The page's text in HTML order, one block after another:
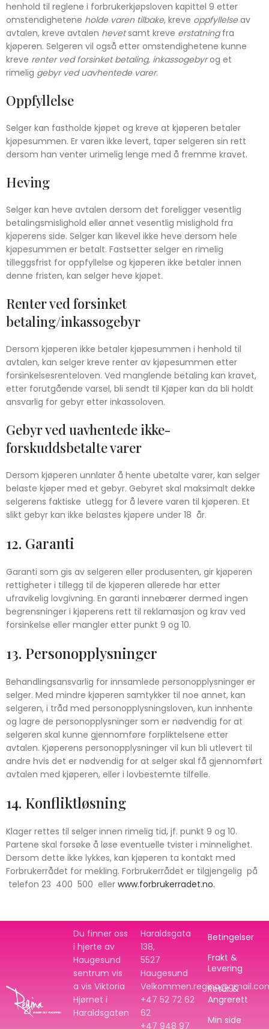
henhold til reglene i forbrukerkjøpsloven kapittel 9 etter
omstendighetene holde varen tilbake, kreve oppfyllelseav
avtalen, kreve avtalen hevetsamt kreve erstatning fra
kjøperen. Selgeren vil også etter omstendighetene kunne
kreve renter ved forsinket betaling, inkassogebyrog et
rimelig gebyr ved uavhentede varer.
Oppfyllelse
Selger kan fastholde kjøpet og kreve at kjøperen betaler
kjøpesummen. Er varen ikke levert, taper selgeren sin rett
dersom han venter urimelig lenge med å fremme kravet.
Heving
Selger kan heve avtalen dersom det foreligger vesentlig
betalingsmislighold eller annet vesentlig mislighold fra
kjøperens side. Selger kan likevel ikke heve dersom hele
kjøpesummen er betalt. Fastsetter selger en rimelig
tilleggsfrist for oppfyllelse og kjøperen ikke betaler innen
denne fristen, kan selger heve kjøpet.
Renter ved forsinket
betaling/inkassogebyr
Dersom kjøperen ikke betaler kjøpesummen i henhold til
avtalen, kan selger kreve renter av kjøpesummen etter
forsinkelsesrenteloven. Ved manglende betaling kan kravet,
etter forutgående varsel, bli sendt til Kjøper kan da bli holdt
ansvarlig for gebyr etter inkassoloven.
Gebyr ved uavhentede ikke-
forskuddsbetalte varer
Dersom kjøperen unnlater å hente ubetalte varer, kan selger
belaste kjøper med et gebyr. Gebyret skal maksimalt dekke
selgerens faktiske utlegg for å levere varen til kjøperen. Et
slikt gebyr kan ikke belastes kjøpere under 18 år.
12. Garanti
Garanti som gis av selgeren eller produsenten, gir kjøperen
rettigheter i tillegg til de kjøperen allerede har etter
ufravikelig lovgivning. En garanti innebærer dermed ingen
begrensninger i kjøperens rett til reklamasjon og krav ved
forsinkelse eller mangler etter punkt 9 og 10.
13. Personopplysninger
Behandlingsansvarlig for innsamlede personopplysninger er
selger. Med mindre kjøperen samtykker til noe annet, kan
selgeren, i tråd med personopplysningsloven, kun innhente
og lagre de personopplysninger som er nødvendig for at
selgeren skal kunne gjennomføre forpliktelsene etter
avtalen. Kjøperens personopplysninger vil kun bli utlevert til
andre hvis det er nødvendig for at selger skal få gjennomført
avtalen med kjøperen, eller i lovbestemte tilfelle.
14. Konfliktløsning
Klager rettes til selger innen rimelig tid, jf. punkt 9 og 10.
Partene skal forsøke å løse eventuelle tvister i minnelighet.
Dersom dette ikke lykkes, kan kjøperen ta kontakt med
Forbrukerrådet for mekling. Forbrukerrådet er tilgjengelig på
telefon 23 400 500 eller www.forbrukerradet.no.
Du finner oss
i hjerte av
Haugesund
sentrum vis
a vis Viktoria
Hjørnet i
Haraldsgaten
Haraldsgata
138,
5527
Haugesund
+47 52 72 62
62
+47 948 97
Betingelser
Frakt &
Levering
Retur &
Angrerett
Min side